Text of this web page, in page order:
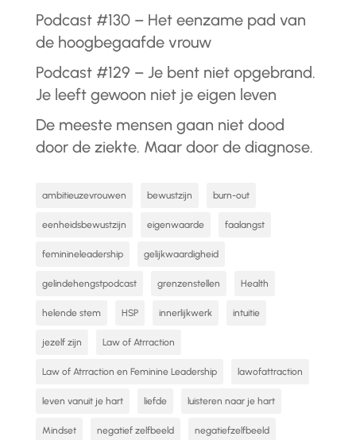
Podcast #130 – Het eenzame pad van
de hoogbegaafde vrouw
Podcast #129 – Je bent niet opgebrand.
Je leeft gewoon niet je eigen leven
De meeste mensen gaan niet dood
door de ziekte. Maar door de diagnose.
ambitieuzevrouwen bewustzijn burn-out
eenheidsbewustzijn eigenwaarde faalangst
feminineleadership gelijkwaardigheid
gelindehengstpodcast grenzenstellen Health
helende stem HSP innerlijkwerk intuitie
jezelf zijn Law of Atrraction
Law of Atrraction en Feminine Leadership lawofattraction
leven vanuit je hart liefde luisteren naar je hart
Mindset negatief zelfbeeld negatiefzelfbeeld